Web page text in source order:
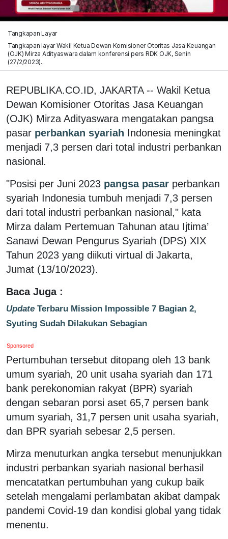
Tangkapan Layar
Tangkapan layar Wakil Ketua Dewan Komisioner Otoritas Jasa Keuangan
(OJK) Mirza Adityaswara dalam konferensi pers RDK OJK, Senin
(27/2/2023).
REPUBLIKA.CO.ID, JAKARTA -- Wakil Ketua
Dewan Komisioner Otoritas Jasa Keuangan
(OJK) Mirza Adityaswara mengatakan pangsa
pasar perbankan syariah Indonesia meningkat
menjadi 7,3 persen dari total industri perbankan
nasional.
"Posisi per Juni 2023 pangsa pasar perbankan
syariah Indonesia tumbuh menjadi 7,3 persen
dari total industri perbankan nasional," kata
Mirza dalam Pertemuan Tahunan atau Ijtima’
Sanawi Dewan Pengurus Syariah (DPS) XIX
Tahun 2023 yang diikuti virtual di Jakarta,
Jumat (13/10/2023).
Baca Juga :
Update Terbaru Mission Impossible 7 Bagian 2,
Syuting Sudah Dilakukan Sebagian
Sponsored
Pertumbuhan tersebut ditopang oleh 13 bank
umum syariah, 20 unit usaha syariah dan 171
bank perekonomian rakyat (BPR) syariah
dengan sebaran porsi aset 65,7 persen bank
umum syariah, 31,7 persen unit usaha syariah,
dan BPR syariah sebesar 2,5 persen.
Mirza menuturkan angka tersebut menunjukkan
industri perbankan syariah nasional berhasil
mencatatkan pertumbuhan yang cukup baik
setelah mengalami perlambatan akibat dampak
pandemi Covid-19 dan kondisi global yang tidak
menentu.